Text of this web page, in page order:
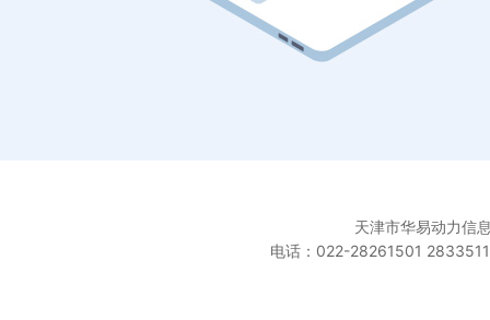
天津市华易动力信
电话：022-28261501